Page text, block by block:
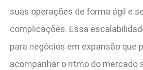
suas operações de forma ágil e
complicações. Essa
para negócios em expansão que
acompanhar o ritmo do mercado